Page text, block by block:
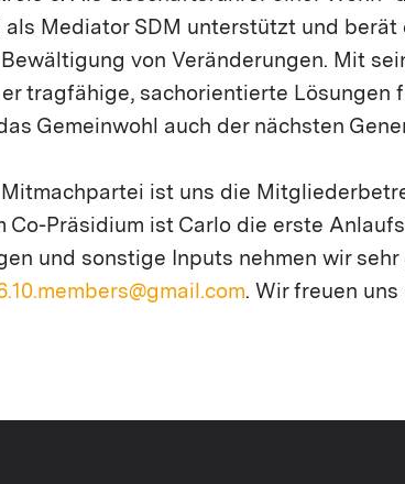
als Mediator SDM unterstützt und berät
von Veränderungen. Mit
tragfähige, sachorientierte Lösungen
Gemeinwohl auch der nächsten
ist uns die
Co-Präsidium ist Carlo die erste
und sonstige Inputs nehmen wir
. Wir freuen